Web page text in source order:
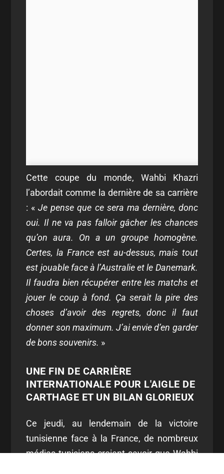
Cette coupe du monde, Wahbi Khazri
l’abordait comme la dernière de sa carrière
: «Je pense que ce sera ma dernière, donc
oui. Il ne va pas falloir gâcher les chances
qu’on aura. On a un groupe homogène.
Certes, la France est au-dessus, mais tout
est jouable face à l’Australie et le Danemark.
Il faudra bien récupérer entre les matchs et
jouer le coup à fond. Ça serait la pire des
choses d’avoir des regrets, donc il faut
donner son maximum. J’ai envie d’en garder
de bons souvenirs. »
UNE FIN DE CARRIÈRE
INTERNATIONALE POUR L'AIGLE DE
CARTHAGE ET UN BILAN GLORIEUX
Ce jeudi, au lendemain de la victoire
tunisienne face à la France, de nombreux
médias tunisiens croient savoir que Wahbi